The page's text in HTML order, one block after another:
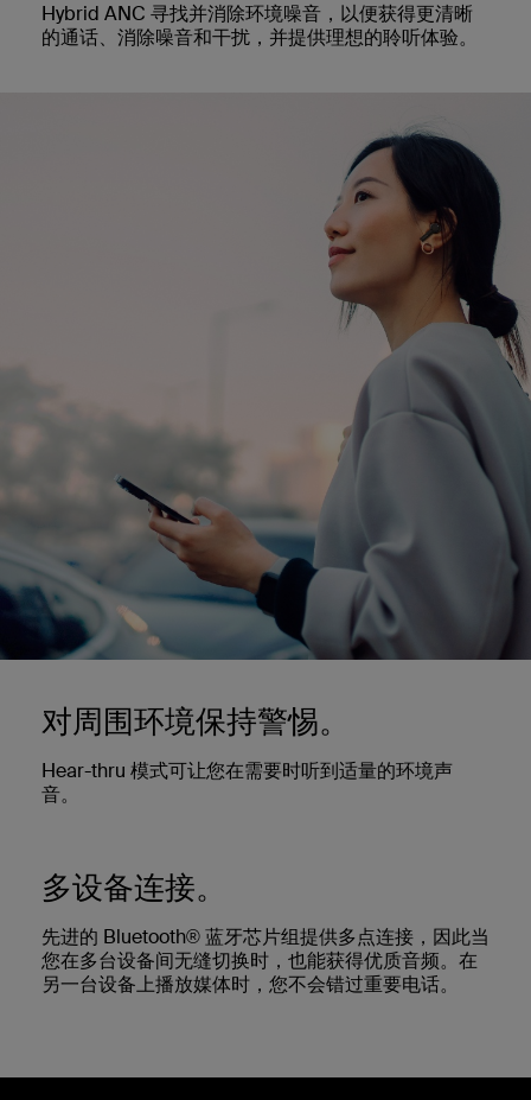
Hybrid ANC 寻找并消除环境噪音，以便获得更清晰
的通话、消除噪音和干扰，并提供理想的聆听体验。
对周围环境保持警惕。
Hear-thru 模式可让您在需要时听到适量的环境声
音。
多设备连接。
先进的 Bluetooth® 蓝牙芯片组提供多点连接，因此当
您在多台设备间无缝切换时，也能获得优质音频。在
另一台设备上播放媒体时，您不会错过重要电话。